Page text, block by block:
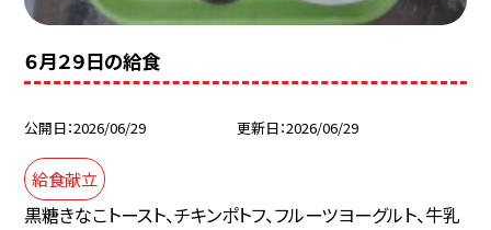
６月２９日の給食
公開日 2026/06/29 更新日 2026/06/29
給食献立
黒糖きなこトースト、チキンポトフ、フルーツヨーグルト、牛乳